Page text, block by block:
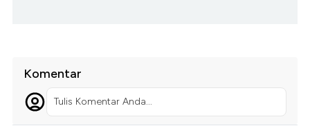
Komentar
Tulis Komentar Anda...